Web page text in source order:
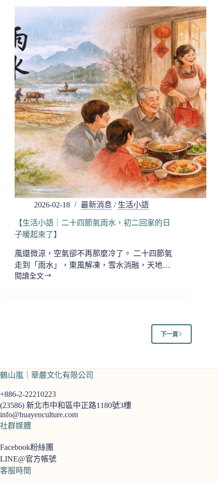
語
把
今
年
的
願，
留
在
光
裡】
2026-02-18 最新消息 / 生活小語
【生活小語｜二十四節氣雨水，初二回家的日
子暖起來了】
風還微涼，空氣卻不再那麼冷了。 二十四節氣
走到「雨水」，東風解凍，雪水消融，天地…
閱讀全文
【生
氣
水，
初
二
回
的
子
暖
下一頁
鶴山嵐｜華嚴文化有限公司
+886-2-22210223
(23586) 新北市中和區中正路1180號3樓
info@huayenculture.com
社群媒體
Facebook粉絲團
LINE@官方帳號
客服時間